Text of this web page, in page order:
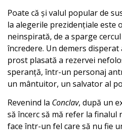
Poate că și valul popular de
la alegerile prezidențiale este
neinspirată, de a sparge
încredere. Un demers
prost plasată a rezervei
speranță, într-un personaj
un mântuitor, un salvator al
Revenind la Conclav, după un
să încerc să mă refer la
face într-un fel care să nu fie